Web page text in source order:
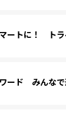
ートに！ ト
ード みんなで